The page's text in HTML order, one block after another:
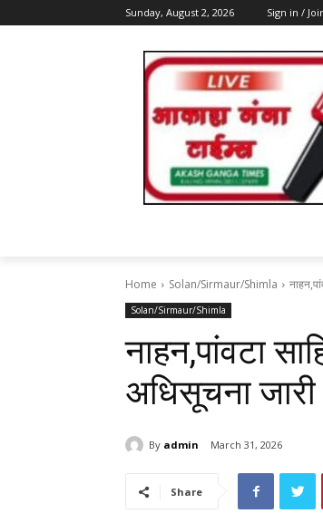
Sunday, August 2, 2026 Sign in /
Home Solan/Sirmaur/Shimla
Solan/Sirmaur/Shimla
नाहन,पांवटा
अधिसूचना जारी
By admin March 31, 2026
Share